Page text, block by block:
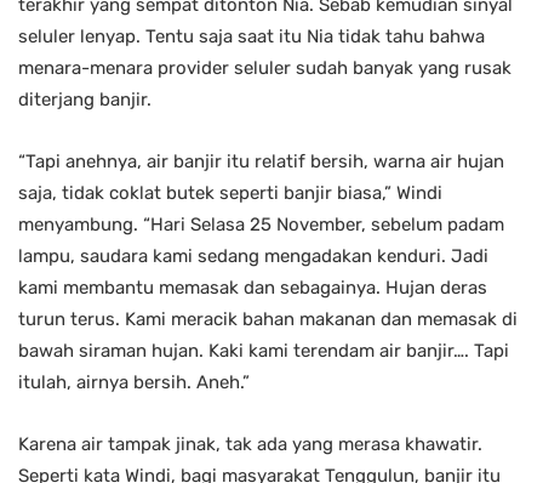
terakhir yang sempat ditonton Nia. Sebab kemudian sinyal
seluler lenyap. Tentu saja saat itu Nia tidak tahu bahwa
menara-menara provider seluler sudah banyak yang rusak
diterjang banjir.
“Tapi anehnya, air banjir itu relatif bersih, warna air hujan
saja, tidak coklat butek seperti banjir biasa,” Windi
menyambung. “Hari Selasa 25 November, sebelum padam
lampu, saudara kami sedang mengadakan kenduri. Jadi
kami membantu memasak dan sebagainya. Hujan deras
turun terus. Kami meracik bahan makanan dan memasak di
bawah siraman hujan. Kaki kami terendam air banjir…. Tapi
itulah, airnya bersih. Aneh.”
Karena air tampak jinak, tak ada yang merasa khawatir.
Seperti kata Windi, bagi masyarakat Tenggulun, banjir itu